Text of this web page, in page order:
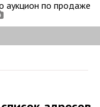
аукцион по продаже